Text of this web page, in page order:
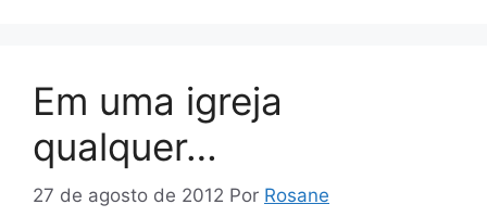
Em uma igreja
qualquer…
27 de agosto de 2012 Por Rosane